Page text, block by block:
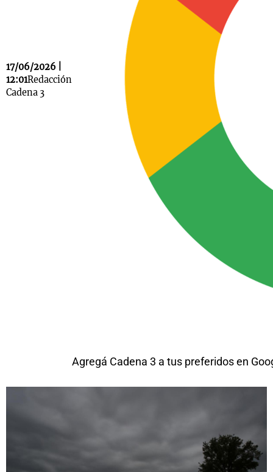
17/06/2026 |
12:01Redacción
Cadena 3
Agregá Cadena 3 a tus preferidos en